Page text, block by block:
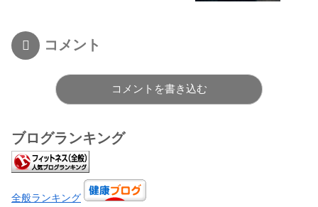
コメント
コメントを書き込む
ブログランキング
全般ランキング